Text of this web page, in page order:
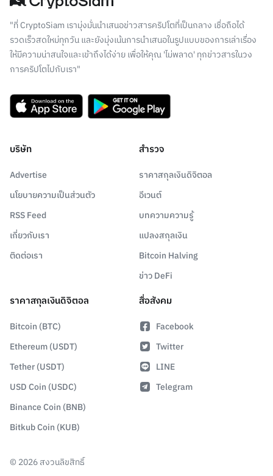
"ที่ CryptoSiam เรามุ่งมั่นนำเสนอข่าวสารคริปโตที่เป็นกลาง เชื่อถือได้
รวดเร็วสดใหม่ทุกวัน และยังมุ่งเน้นการนำเสนอในรูปแบบของการเล่าเรื่อง
ให้มีความน่าสนใจและเข้าถึงได้ง่าย เพื่อให้คุณ 'ไม่พลาด' ทุกข่าวสารในวง
การคริปโตไปกับเรา"
บริษัท
Advertise
นโยบายความเป็นส่วนตัว
RSS Feed
เกี่ยวกับเรา
ติดต่อเรา
สำรวจ
ราคาสกุลเงินดิจิตอล
อีเวนต์
บทความความรู้
แปลงสกุลเงิน
Bitcoin Halving
ข่าว DeFi
ราคาสกุลเงินดิจิตอล
Bitcoin (BTC)
Ethereum (USDT)
Tether (USDT)
USD Coin (USDC)
Binance Coin (BNB)
Bitkub Coin (KUB)
สื่อสังคม
Facebook
Twitter
LINE
Telegram
© 2026สงวนลิขสิทธิ์